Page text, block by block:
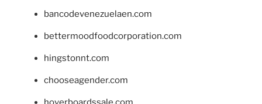
bancodevenezuelaen.com
bettermoodfoodcorporation.com
hingstonnt.com
chooseagender.com